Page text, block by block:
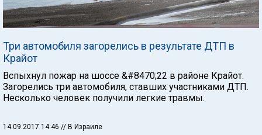
Три автомобиля загорелись в результате ДТП в
Крайот
Вспыхнул пожар на шоссе &#8470;22 в районе Крайот.
Загорелись три автомобиля, ставших участниками ДТП.
Несколько человек получили легкие травмы.
14.09.2017 14:46 // В Израиле